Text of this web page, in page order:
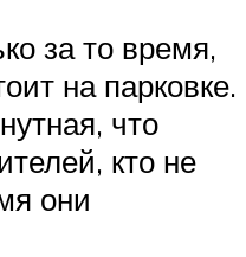
за то время,
на парковке.
что
кто не
они